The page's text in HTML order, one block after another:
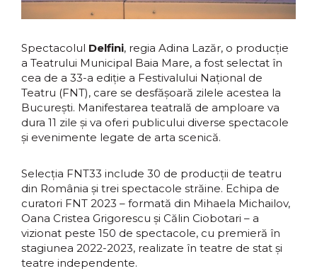
Spectacolul Delfini, regia Adina Lazăr, o producție
a Teatrului Municipal Baia Mare, a fost selectat în
cea de a 33-a ediție a Festivalului Național de
Teatru (FNT), care se desfășoară zilele acestea la
București. Manifestarea teatrală de amploare va
dura 11 zile și va oferi publicului diverse spectacole
și evenimente legate de arta scenică.
Selecția FNT33 include 30 de producții de teatru
din România și trei spectacole străine. Echipa de
curatori FNT 2023 – formată din Mihaela Michailov,
Oana Cristea Grigorescu și Călin Ciobotari – a
vizionat peste 150 de spectacole, cu premieră în
stagiunea 2022-2023, realizate în teatre de stat și
teatre independente.